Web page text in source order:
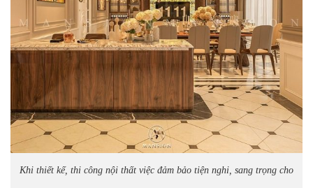
Khi thiết kế, thi công nội thất việc đảm bảo tiện nghi, sang trọng cho